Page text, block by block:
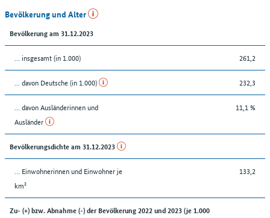
Bevölkerung und Alter
Bevölkerung am 31.12.2023
... insgesamt (in 1.000) 261,2
... davon Deutsche (in 1.000) 232,3
... davon Ausländerinnen und
Ausländer
11,1 %
Bevölkerungsdichte am 31.12.2023
… Einwohnerinnen und Einwohner je
km²
133,2
Zu- (+) bzw. Abnahme (-) der Bevölkerung 2022 und 2023 (je 1.000